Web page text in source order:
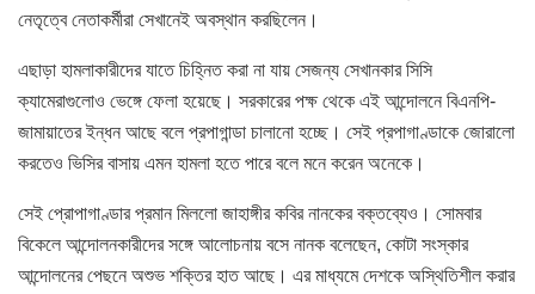
নেতৃত্বে নেতাকর্মীরা সেখানেই অবস্থান করছিলেন।
এছাড়া হামলাকারীদের যাতে চিহ্নিত করা না যায় সেজন্য সেখানকার সিসি
ক্যামেরাগুলোও ভেঙ্গে ফেলা হয়েছে। সরকারের পক্ষ থেকে এই আন্দোলনে বিএনপি-
জামায়াতের ইন্ধন আছে বলে প্রপাগান্ডা চালানো হচ্ছে। সেই প্রপাগাণ্ডাকে জোরালো
করতেও ভিসির বাসায় এমন হামলা হতে পারে বলে মনে করেন অনেকে।
সেই প্রোপাগাণ্ডার প্রমান মিললো জাহাঙ্গীর কবির নানকের বক্তব্যেও। সোমবার
বিকেলে আন্দোলনকারীদের সঙ্গে আলোচনায় বসে নানক বলেছেন, কোটা সংস্কার
আন্দোলনের পেছনে অশুভ শক্তির হাত আছে। এর মাধ্যমে দেশকে অস্থিতিশীল করার